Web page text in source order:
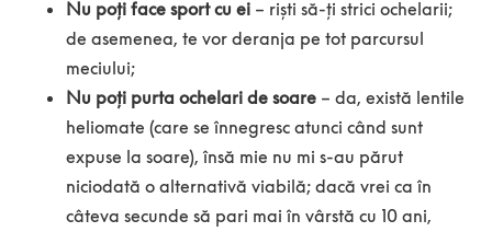
Nu poți face sport cu ei – riști să-ți strici ochelarii;
de asemenea, te vor deranja pe tot parcursul
meciului;
Nu poți purta ochelari de soare – da, există lentile
heliomate (care se înnegresc atunci când sunt
expuse la soare), însă mie nu mi s-au părut
niciodată o alternativă viabilă; dacă vrei ca în
câteva secunde să pari mai în vârstă cu 10 ani,